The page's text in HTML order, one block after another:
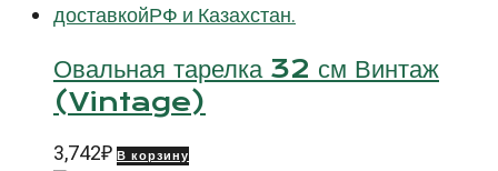
Овальная тарелка 32 см Винтаж
(Vintage)
3,742₽ В корзину